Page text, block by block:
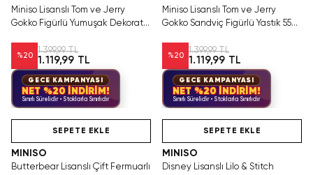
Miniso Lisanslı Tom ve Jerry
Gokko Figürlü Yumuşak Dekoratif
%20
1.399,99 TL
1.119,99 TL
GECE KAMPANYASI
NET %20 İNDİRİM!
Sınırlı Sürelidir • Stoklarla Sınırlıdır
Miniso Lisanslı Tom ve Jerry
Gokko Sandviç Figürlü Yastık 55
%20
1.399,99 TL
1.119,99 TL
GECE KAMPANYASI
NET %20 İNDİRİM!
Sınırlı Sürelidir • Stoklarla Sınırlıdır
SEPETE EKLE
MINISO
Butterbear Lisanslı Çift Fermuarlı
SEPETE EKLE
MINISO
Disney Lisanslı Lilo & Stitch